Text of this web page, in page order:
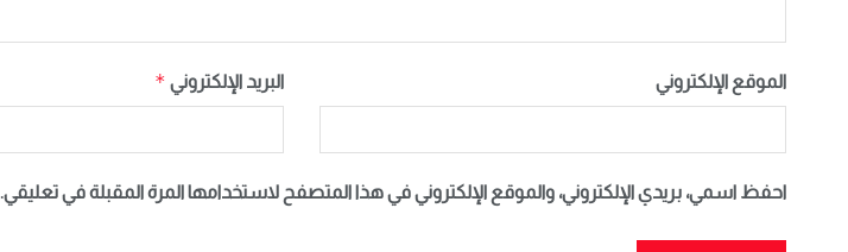
البريد الإلكتروني * الموقع الإلكتروني
احفظ اسمي، بريدي الإلكتروني، والموقع الإلكتروني في هذا المتصفح لاستخدامها المرة المقبلة في تعليقي.